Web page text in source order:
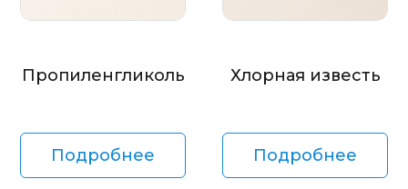
Пропиленгликоль
Подробнее
Хлорная известь
Подробнее